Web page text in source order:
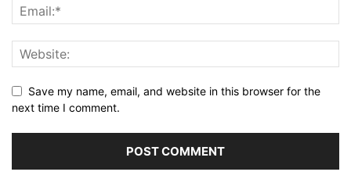
Save my name, email, and website in this browser for the
next time I comment.